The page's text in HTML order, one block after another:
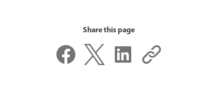
Share this page